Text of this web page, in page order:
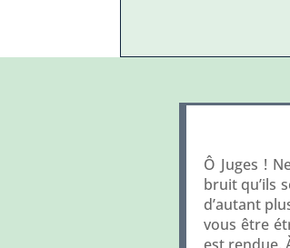
Ô Juges !
bruit qu’ils
d’autant
vous être